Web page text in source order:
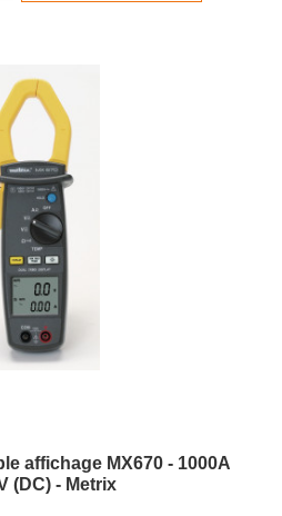
affichage MX670 - 1000A
(DC) - Metrix